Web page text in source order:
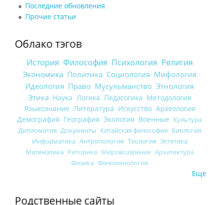
Последние обновления
Прочие статьи
Облако тэгов
История Философия Психология Религия
Экономика Политика Социология Мифология
Идеология Право Мусульманство Этнология
Этика Наука Логика Педагогика Методология
Языкознание Литература Искусство Археология
Демография География Экология Военные Культура
Дипломатия Документы Китайская философия Биология
Информатика Антропология Теология Эстетика
Математика Риторика Мировоззрение Архитектура
Физика Феноменология
Еще
Родственные сайты